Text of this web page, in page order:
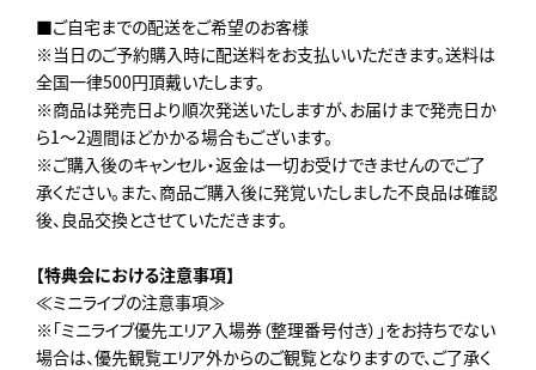
■ご自宅までの配送をご希望のお客様
※当日のご予約購入時に配送料をお支払いいただきます。送料は
全国一律500円頂戴いたします。
※商品は発売日より順次発送いたしますが、お届けまで発売日か
ら1～2週間ほどかかる場合もございます。
※ご購⼊後のキャンセル・返⾦は⼀切お受けできませんのでご了
承ください。また、商品ご購⼊後に発覚いたしました不良品は確認
後、良品交換とさせていただきます。
【特典会における注意事項】
≪ミニライブの注意事項≫
※「ミニライブ優先エリア入場券（整理番号付き）」をお持ちでない
場合は、優先観覧エリア外からのご観覧となりますので、ご了承く